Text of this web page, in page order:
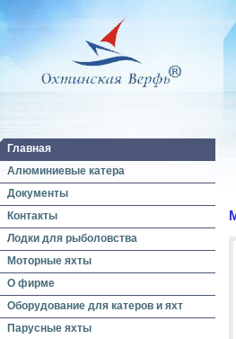
Главная
Алюминиевые катера
Документы
Контакты
Лодки для рыболовства
Моторные яхты
О фирме
Оборудование для катеров и яхт
Парусные яхты